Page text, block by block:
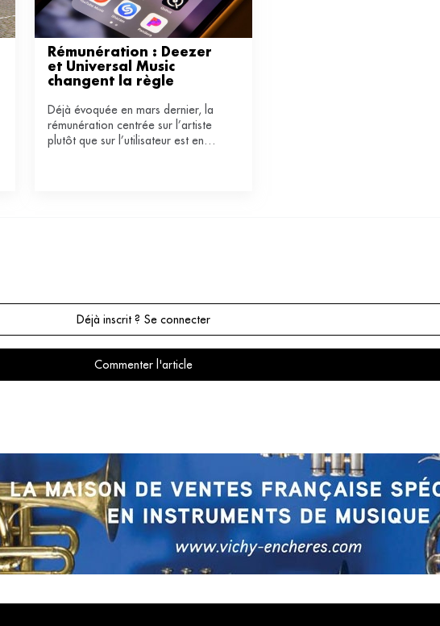
Rémunération : Deezer
et Universal Music
changent la règle
Déjà évoquée en mars dernier, la
rémunération centrée sur l’artiste
plutôt que sur l’utilisateur est en
Déjà inscrit ? Se connecter
Commenter l'article